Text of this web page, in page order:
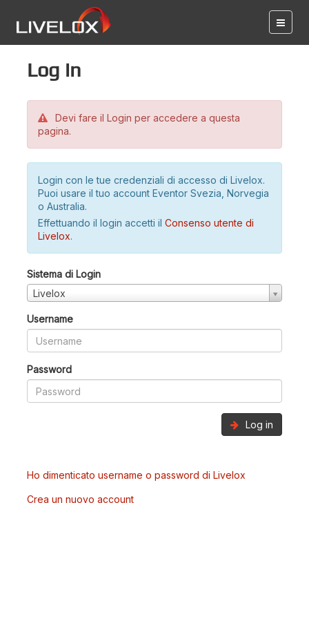
Log in
Devi fare il Login per accedere a questa
pagina.
Login con le tue credenziali di accesso di Livelox.
Puoi usare il tuo account Eventor Svezia, Norvegia
o Australia.
Effettuando il login accetti il Consenso utente di
Livelox.
Sistema di Login
Livelox
Username
Password
Log in
Ho dimenticato username o password di Livelox
Crea un nuovo account